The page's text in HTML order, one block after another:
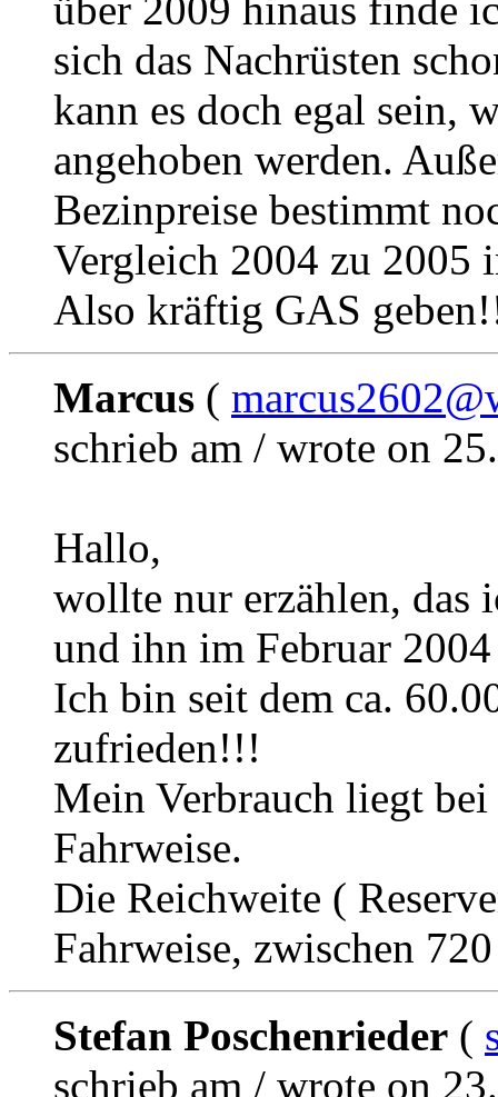
sich das Nachrüsten
kann es doch egal sein,
angehoben werden.
Bezinpreise bestimmt
Vergleich 2004 zu 2005
Also kräftig GAS
Marcus (
schrieb am / wrote on
Hallo,
wollte nur erzählen, das
und ihn im Februar
Ich bin seit dem ca.
zufrieden!!!
Mein Verbrauch liegt
Fahrweise.
Die Reichweite (
Fahrweise, zwischen
Stefan Poschenrieder (
schrieb am / wrote on